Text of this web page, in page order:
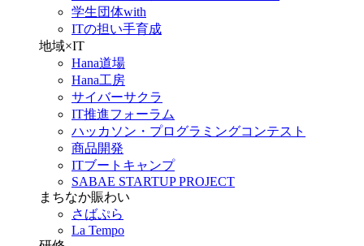
学生団体with
ITの担い手育成
地域×IT
Hana道場
Hana工房
サイバーサクラ
IT推進フォーラム
ハッカソン・プログラミングコンテスト
商品開発
ITブートキャンプ
SABAE STARTUP PROJECT
まちなか賑わい
さばぷら
La Tempo